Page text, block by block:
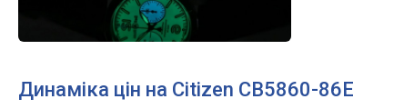
Динаміка цін на Citizen CB5860-86E